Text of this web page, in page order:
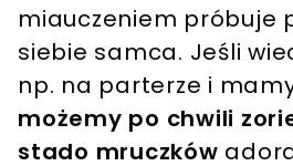
miauczeniem próbuje
siebie samca. Jeśli
np. na parterze i
możemy po chwili
stado mruczków